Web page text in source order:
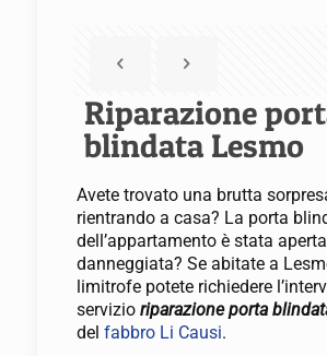
Riparazione
blindata Lesmo
Avete trovato una brutta
rientrando a casa? La porta
dell’appartamento è stata
danneggiata? Se abitate a
limitrofe potete richiedere
servizio riparazione porta
del fabbro Li Causi.